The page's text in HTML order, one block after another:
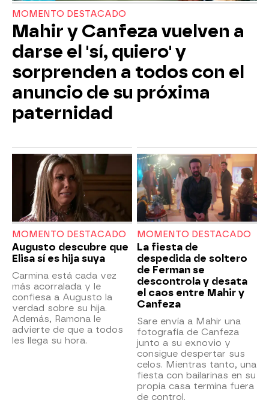
MOMENTO DESTACADO
Mahir y Canfeza vuelven a
darse el 'sí, quiero' y
sorprenden a todos con el
anuncio de su próxima
paternidad
MOMENTO DESTACADO
Augusto descubre que
Elisa sí es hija suya
Carmina está cada vez
más acorralada y le
confiesa a Augusto la
verdad sobre su hija.
Además, Ramona le
advierte de que a todos
les llega su hora.
MOMENTO DESTACADO
La fiesta de
despedida de soltero
de Ferman se
descontrola y desata
el caos entre Mahir y
Canfeza
Sare envía a Mahir una
fotografía de Canfeza
junto a su exnovio y
consigue despertar sus
celos. Mientras tanto, una
fiesta con bailarinas en su
propia casa termina fuera
de control.